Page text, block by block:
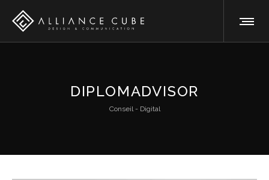
DIPLOMADVISOR
Conseil - Digital